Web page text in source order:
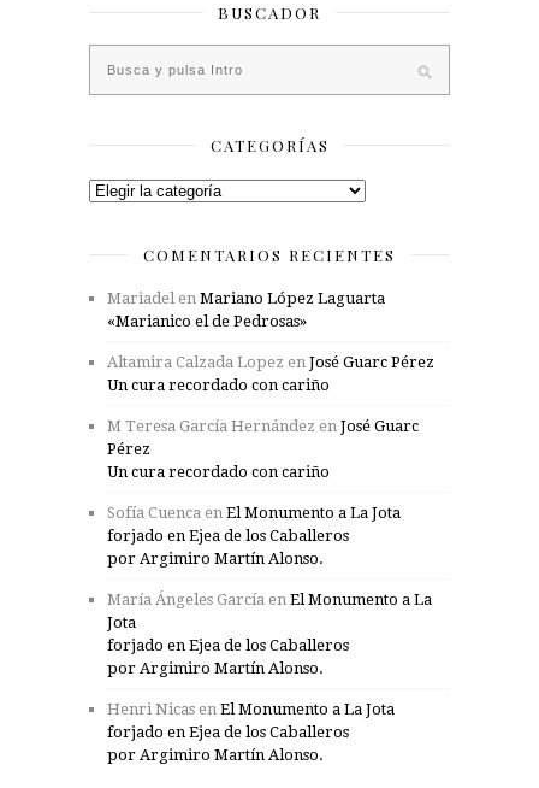
BUSCADOR
CATEGORÍAS
Categorías
COMENTARIOS RECIENTES
Mariadel en Mariano López Laguarta
«Marianico el de Pedrosas»
Altamira Calzada Lopez en José Guarc Pérez
Un cura recordado con cariño
M Teresa García Hernández en José Guarc
Pérez
Un cura recordado con cariño
Sofía Cuenca en El Monumento a La Jota
forjado en Ejea de los Caballeros
por Argimiro Martín Alonso.
María Ángeles García en El Monumento a La
Jota
forjado en Ejea de los Caballeros
por Argimiro Martín Alonso.
Henri Nicas en El Monumento a La Jota
forjado en Ejea de los Caballeros
por Argimiro Martín Alonso.